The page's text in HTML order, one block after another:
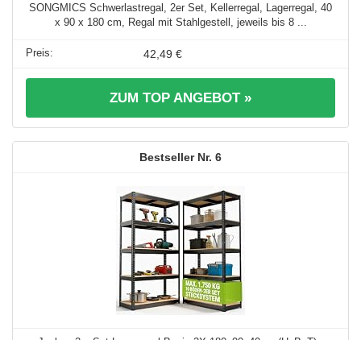
SONGMICS Schwerlastregal, 2er Set, Kellerregal, Lagerregal, 40
x 90 x 180 cm, Regal mit Stahlgestell, jeweils bis 8 ...
42,49 €
ZUM TOP ANGEBOT »
6